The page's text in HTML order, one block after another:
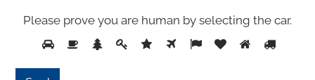
Please prove you are human by selecting the car.